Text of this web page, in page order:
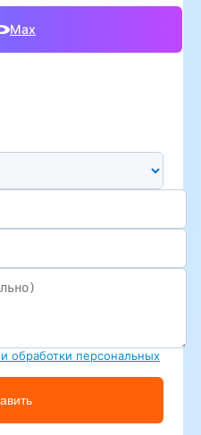
Max
связи
обработки персональных